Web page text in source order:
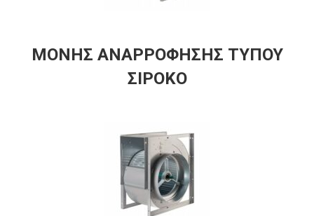
ΜΟΝΗΣ ΑΝΑΡΡΟΦΗΣΗΣ ΤΥΠΟΥ
ΣΙΡΟΚΟ